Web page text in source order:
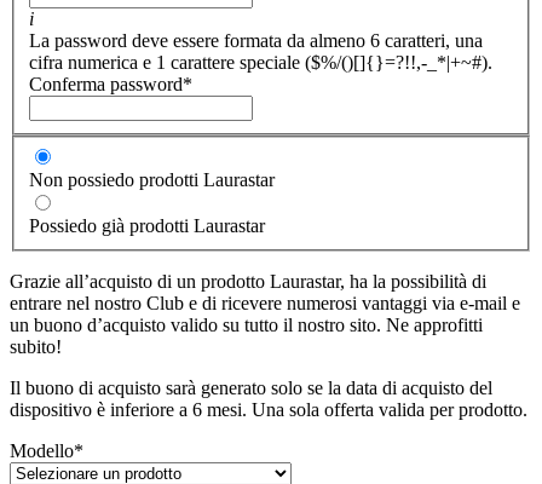
i
La password deve essere formata da almeno 6 caratteri, una
cifra numerica e 1 carattere speciale ($%/()[]{}=?!!,-_*|+~#).
Conferma password*
Non possiedo prodotti Laurastar
Possiedo già prodotti Laurastar
Grazie all’acquisto di un prodotto Laurastar, ha la possibilità di
entrare nel nostro Club e di ricevere numerosi vantaggi via e-mail e
un buono d’acquisto valido su tutto il nostro sito. Ne approfitti
subito!
Il buono di acquisto sarà generato solo se la data di acquisto del
dispositivo è inferiore a 6 mesi. Una sola offerta valida per prodotto.
Modello*